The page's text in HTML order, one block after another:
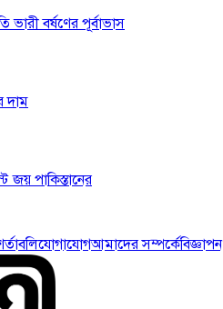
বর্ষণের পূর্বাভাস
দাম
জয় পাকিস্তানের
যোগাযোগআমাদের সম্পর্কেবিজ্ঞাপন